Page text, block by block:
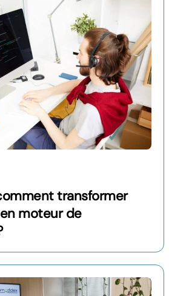
transformer
moteur de